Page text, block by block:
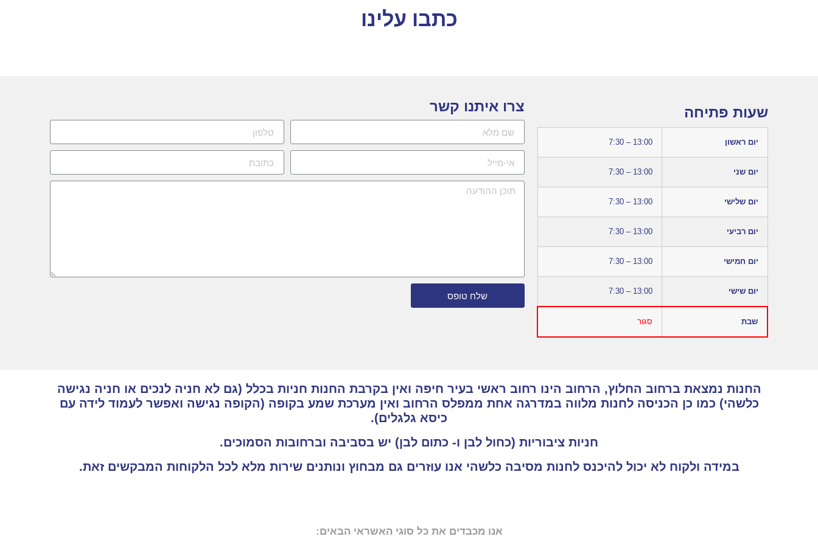
כתבו עלינו
שעות פתיחה
יום ראשון 7:30 – 13:00
יום שני 7:30 – 13:00
יום שלישי 7:30 – 13:00
יום רביעי 7:30 – 13:00
יום חמישי 7:30 – 13:00
יום שישי 7:30 – 13:00
שבת סגור
צרו איתנו קשר
שלח טופס
החנות נמצאת ברחוב החלוץ, הרחוב הינו רחוב ראשי בעיר חיפה ואין בקרבת החנות חניות בכלל (גם לא חניה לנכים או חניה נגישה
כלשהי) כמו כן הכניסה לחנות מלווה במדרגה אחת ממפלס הרחוב ואין מערכת שמע בקופה (הקופה נגישה ואפשר לעמוד לידה עם
כיסא גלגלים).
חניות ציבוריות (כחול לבן ו- כתום לבן) יש בסביבה וברחובות הסמוכים.
במידה ולקוח לא יכול להיכנס לחנות מסיבה כלשהי אנו עוזרים גם מבחוץ ונותנים שירות מלא לכל הלקוחות המבקשים זאת.
אנו מכבדים את כל סוגי האשראי הבאים: